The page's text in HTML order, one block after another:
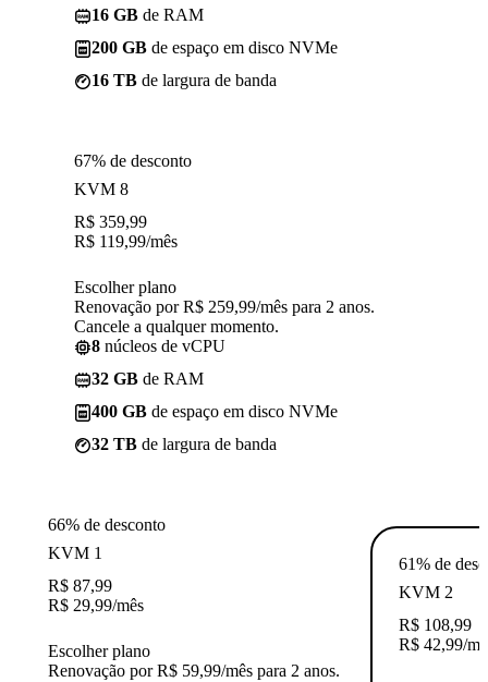
16 GB de RAM
200 GB de espaço em disco NVMe
16 TB de largura de banda
67% de desconto
KVM 8
R$ 359,99
R$ 119,99/mês
Escolher plano
Renovação por R$ 259,99/mês para 2 anos.
Cancele a qualquer momento.
8 núcleos de vCPU
32 GB de RAM
400 GB de espaço em disco NVMe
32 TB de largura de banda
66% de desconto
KVM 1
R$ 87,99
R$ 29,99/mês
Escolher plano
Renovação por R$ 59,99/mês para 2 anos.
61% de
KVM 2
R$ 108,99
R$ 42,99/